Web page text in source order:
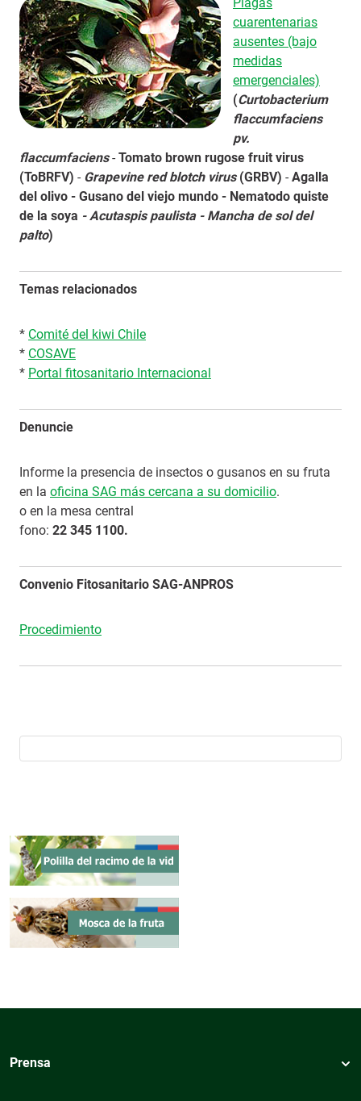
cuarentenarias
ausentes (bajo
medidas
emergenciales)
(Curtobacterium
flaccumfaciens
pv.
flaccumfaciens- Tomato brown rugose fruit virus
(ToBRFV) - Grapevine red blotch virus(GRBV) - Agalla
del olivo - Gusano del viejo mundo - Nematodo quiste
de la soya - Acutaspis paulista - Mancha de sol del
palto)
Temas relacionados
* Comité del kiwi Chile
* COSAVE
* Portal fitosanitario Internacional
Denuncie
Informe la presencia de insectos o gusanos en su fruta
en la oficina SAG más cercana a su domicilio.
o en la mesa central
fono: 22 345 1100.
Convenio Fitosanitario SAG-ANPROS
Procedimiento
Prensa